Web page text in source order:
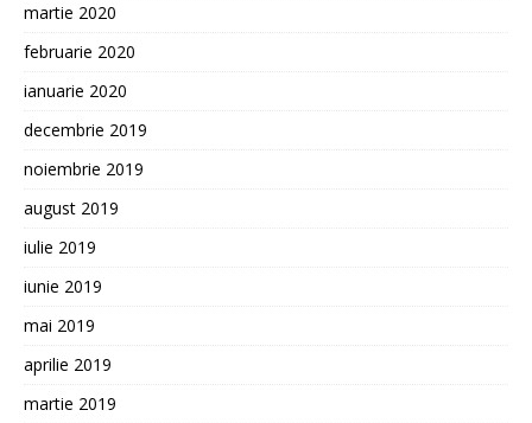
martie 2020
februarie 2020
ianuarie 2020
decembrie 2019
noiembrie 2019
august 2019
iulie 2019
iunie 2019
mai 2019
aprilie 2019
martie 2019